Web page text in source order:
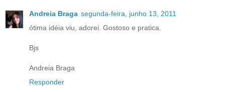
Andreia Braga segunda-feira, junho 13, 2011
ótima idéia viu, adorei. Gostoso e pratica.
Bjs
Andreia Braga
Responder